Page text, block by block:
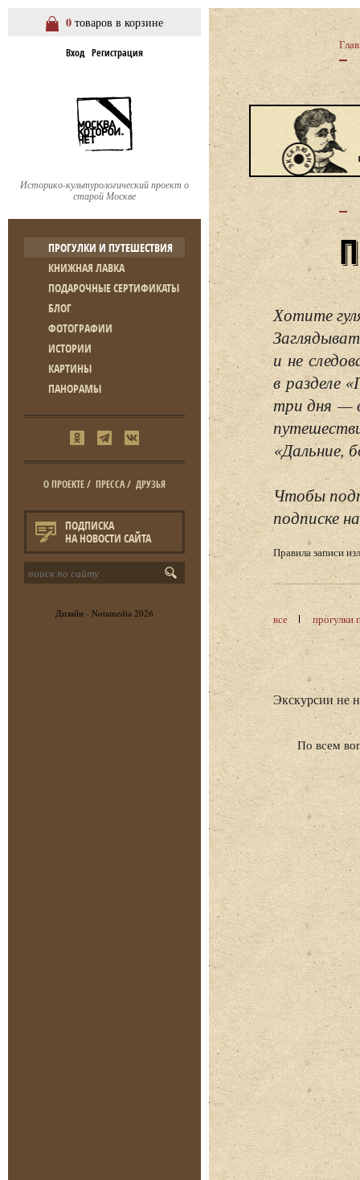
0 товаров в корзине
Вход Регистрация
Историко-культурологический проект о
старой Москве
ПРОГУЛКИ И ПУТЕШЕСТВИЯ
КНИЖНАЯ ЛАВКА
ПОДАРОЧНЫЕ СЕРТИФИКАТЫ
БЛОГ
ФОТОГРАФИИ
ИСТОРИИ
КАРТИНЫ
ПАНОРАМЫ
О ПРОЕКТЕ/ ПРЕССА/ ДРУЗЬЯ
ПОДПИСКА
НА НОВОСТИ САЙТА
Дизайн - Notamedia 2026
Хотите
и не
в разделе
три дня —
«Дальние,
Чтобы
подписке
Правила записи
все прогулки
Экскурсии не
По всем